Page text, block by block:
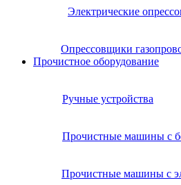
Электрические
Опрессовщики
Прочистное оборудование
Ручные устройства
Прочистные машины с
Прочистные машины с